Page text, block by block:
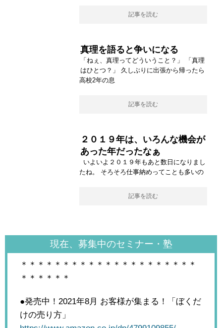
記事を読む
真理を語ると争いになる
「ねぇ、真理ってどういうこと？」 「真理
はひとつ？」 久しぶりに出張から帰ったら
高校2年の息
記事を読む
２０１９年は、いろんな機会が
あった年だったなぁ
いよいよ２０１９年もあと数日になりまし
たね。 そろそろ仕事納めってことも多いの
記事を読む
現在、募集中のセミナー・塾
＊＊＊＊＊＊＊＊＊＊＊＊＊＊＊＊＊＊＊＊＊
＊＊＊＊＊＊
●発売中！2021年8月 お客様が集まる！「ぼくだ
けの売り方」